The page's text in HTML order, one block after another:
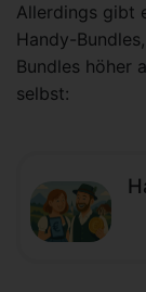
Allerdings gibt
Handy-
Bundles höher
selbst: